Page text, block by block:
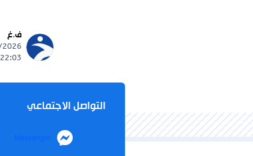
ف.غ
22:03
التواصل الاجتماعي
Messenger